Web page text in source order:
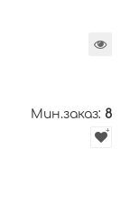
Мин.заказ: 8